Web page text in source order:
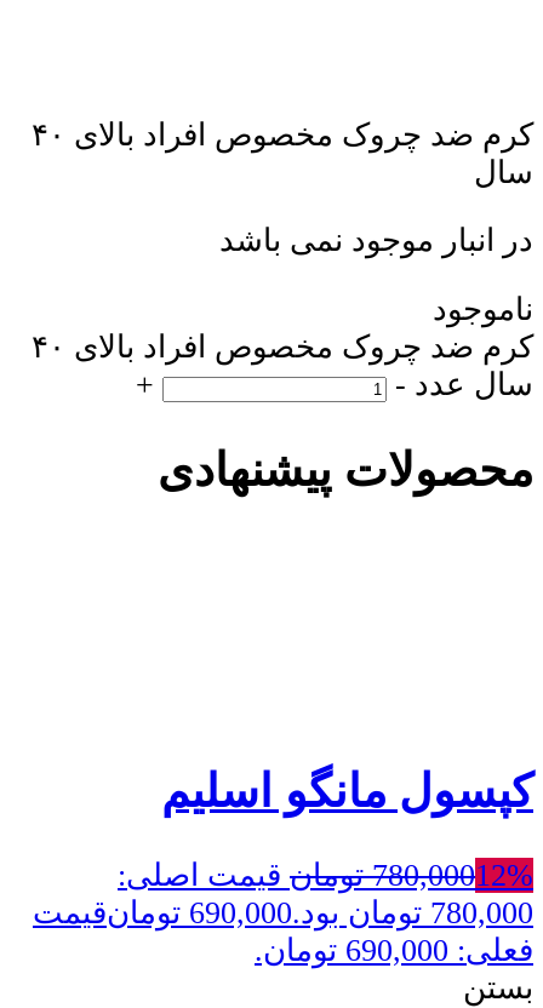
کرم ضد چروک مخصوص افراد بالای ۴۰
سال
در انبار موجود نمی باشد
ناموجود
کرم ضد چروک مخصوص افراد بالای ۴۰
سال عدد -
+
محصولات پیشنهادی
کپسول مانگو اسلیم
12%
780,000 تومان قیمت اصلی:
780,000 تومان بود.
690,000 تومانقیمت
فعلی: 690,000 تومان.
بستن